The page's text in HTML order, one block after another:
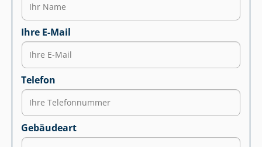
Ihre E-Mail
Telefon
Gebäudeart